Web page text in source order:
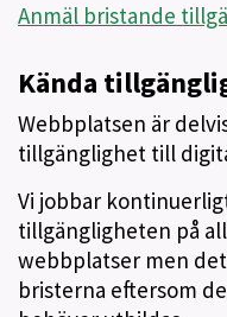
Anmäl bristande
Kända
Webbplatsen är
tillgänglighet till
Vi jobbar
tillgängligheten på
webbplatser men
bristerna eftersom